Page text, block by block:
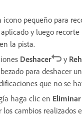
icono pequeño para
y luego recorte
la pista.
Deshacer y
para deshacer
que no se
haga clic en
los cambios realizados